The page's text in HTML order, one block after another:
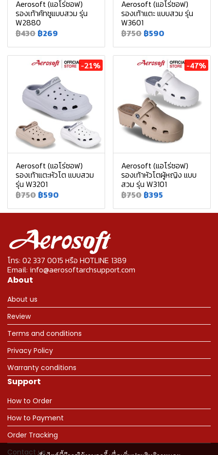
Aerosoft (แอโร่ซอฟ)
รองเท้าคัทชูแบบสวม รุ่น
W2880
฿430 ฿269
Aerosoft (แอโร่ซอฟ)
รองเท้าแตะ แบบสวม รุ่น
W3601
฿750 ฿590
-21%
Aerosoft (แอโร่ซอฟ)
รองเท้าแตะหัวโต แบบสวม
รุ่น W3201
฿750 ฿590
-47%
Aerosoft (แอโร่ซอฟ)
รองเท้าหัวโตผู้หญิง แบบ
สวม รุ่น W3101
฿750 ฿395
โทร: 02 337 0015 หรือ HOTLINE 1389
Email: info@aerosoftarchsupport.com
About
About us
Review
Terms and conditions
Privacy Policy
Warranty conditions
Support
How to Order
How to Payment
Order Tracking
Contact us